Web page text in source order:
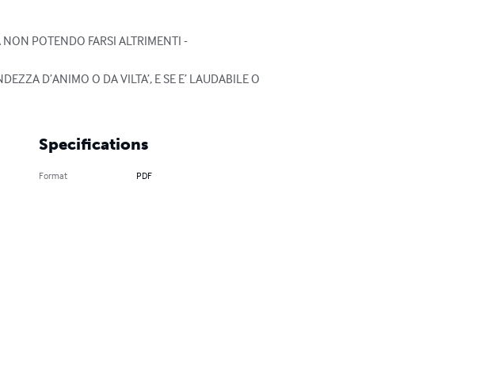
POTENDO FARSI ALTRIMENTI -
D’ANIMO O DA VILTA’, E SE E’ LAUDABILE O
Specifications
Format PDF